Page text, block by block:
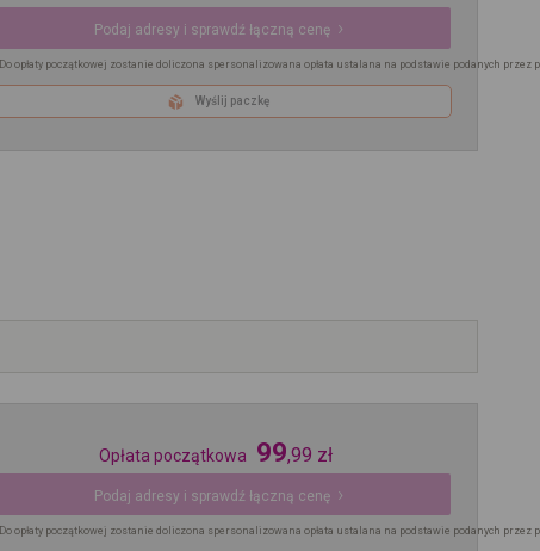
Podaj adresy i sprawdź łączną cenę
Do opłaty początkowej zostanie doliczona spersonalizowana opłata ustalana na podstawie podanych przez
Wyślij paczkę
Opłata początkowa 99,99 zł
Podaj adresy i sprawdź łączną cenę
Do opłaty początkowej zostanie doliczona spersonalizowana opłata ustalana na podstawie podanych przez